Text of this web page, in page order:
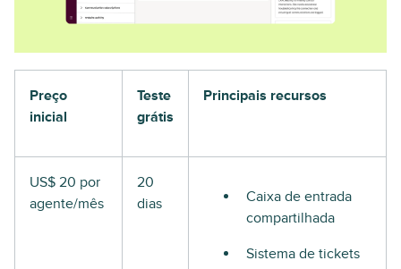
Preço
inicial
Teste
grátis
Principais recursos
US$ 20 por
agente/mês
20
dias
Caixa de entrada
compartilhada
Sistema de tickets